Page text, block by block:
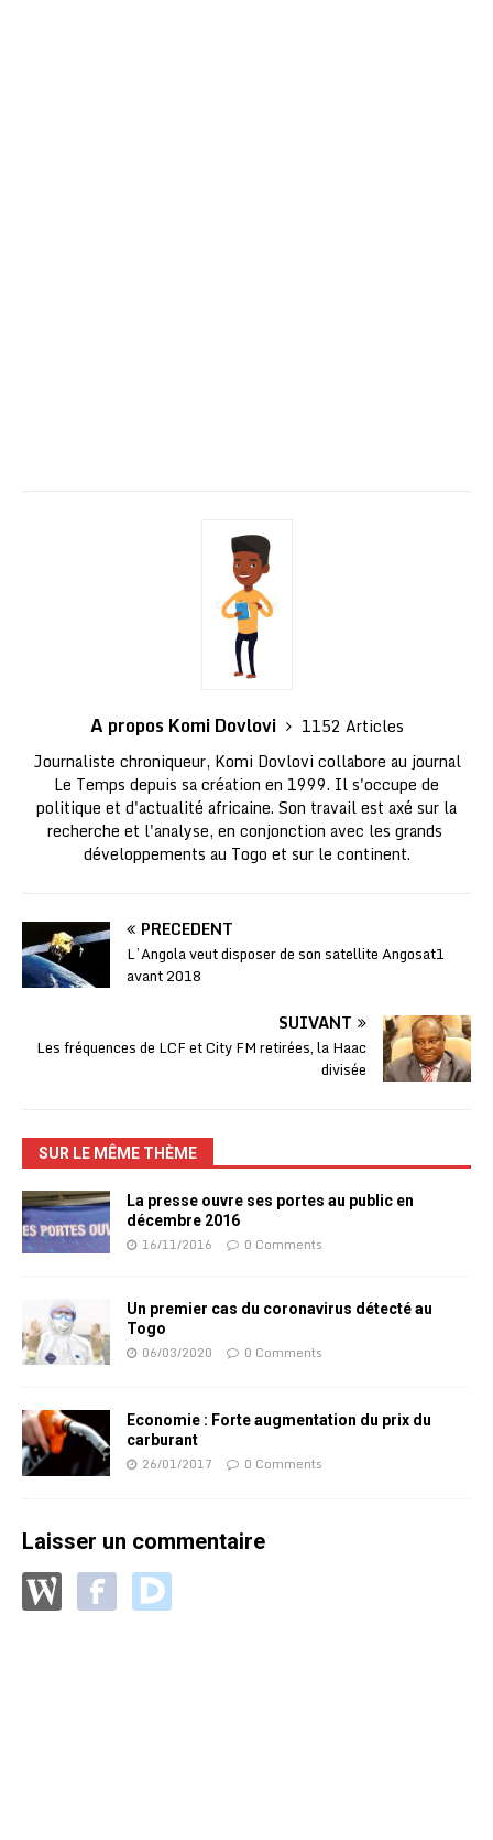
A propos Komi Dovlovi
1152 Articles
Journaliste chroniqueur, Komi Dovlovi collabore au journal
Le Temps depuis sa création en 1999. Il s'occupe de
politique et d'actualité africaine. Son travail est axé sur la
recherche et l'analyse, en conjonction avec les grands
développements au Togo et sur le continent.
PRÉCÉDENT
L’Angola veut disposer de son satellite Angosat1
avant 2018
SUIVANT
Les fréquences de LCF et City FM retirées, la Haac
divisée
SUR LE MÊME THÈME
La presse ouvre ses portes au public en
décembre 2016
16/11/2016 0 Comments
Un premier cas du coronavirus détecté au
Togo
06/03/2020 0 Comments
Economie : Forte augmentation du prix du
carburant
26/01/2017 0 Comments
Laisser un commentaire